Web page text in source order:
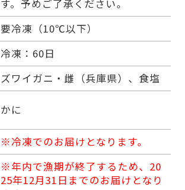
す。予めご了承ください。
要冷凍（10℃以下）
冷凍：60日
ズワイガニ・雌（兵庫県）、食塩
かに
※冷凍でのお届けとなります。
※年内で漁期が終了するため、20
25年12月31日までのお届けとなり